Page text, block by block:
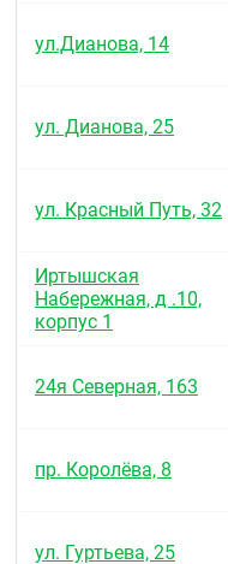
ул.Дианова, 14
ул. Дианова, 25
ул. Красный Путь, 32
Иртышская
Набережная, д .10,
корпус 1
24я Северная, 163
пр. Королёва, 8
ул. Гуртьева, 25